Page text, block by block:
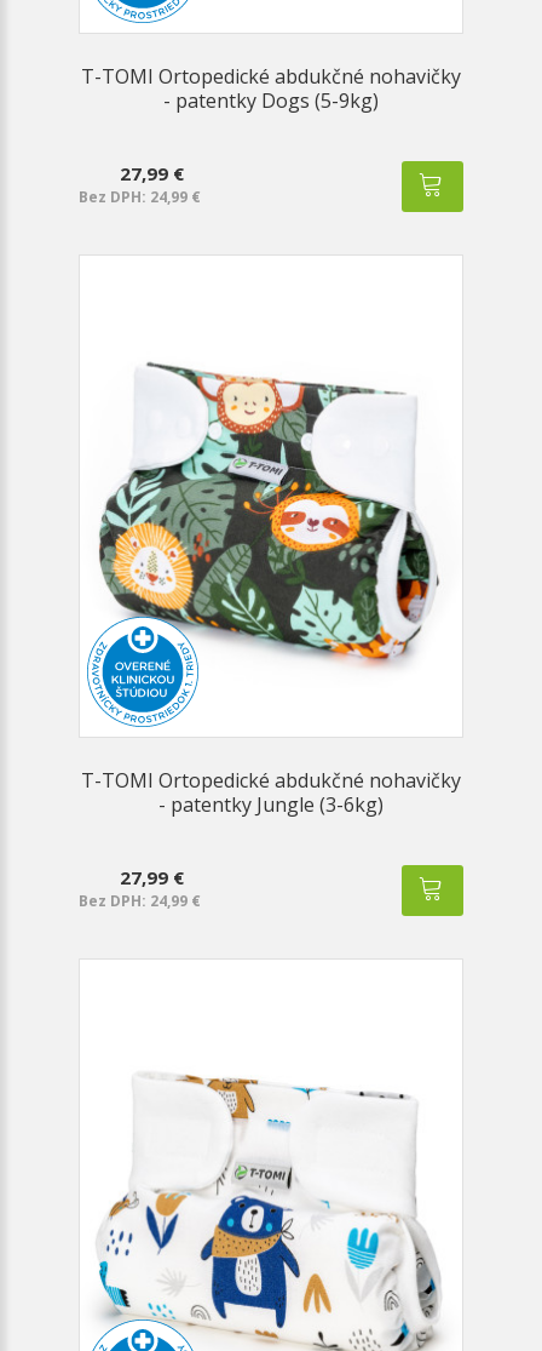
T-TOMI Ortopedické abdukčné nohavičky
- patentky Dogs (5-9kg)
27,99 €
Bez DPH: 24,99 €
T-TOMI Ortopedické abdukčné nohavičky
- patentky Jungle (3-6kg)
27,99 €
Bez DPH: 24,99 €